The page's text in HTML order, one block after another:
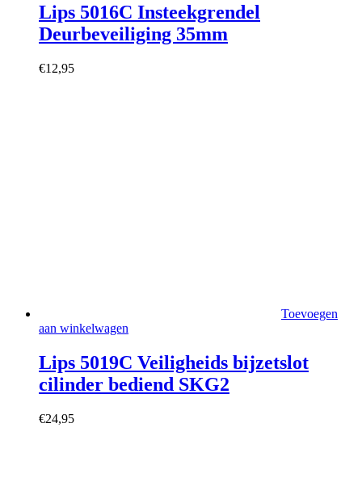
Lips 5016C Insteekgrendel
Deurbeveiliging 35mm
€12,95
Toevoegen
aan winkelwagen
Lips 5019C Veiligheids bijzetslot
cilinder bediend SKG2
€24,95